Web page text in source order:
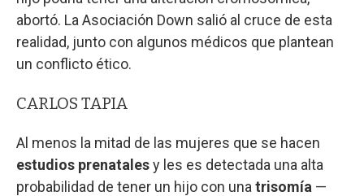
abortó. La Asociación Down salió al cruce de esta
realidad, junto con algunos médicos que plantean
un conflicto ético.
CARLOS TAPIA
Al menos la mitad de las mujeres que se hacen
estudios prenatalesy les es detectada una alta
probabilidad de tener un hijo con una trisomía —